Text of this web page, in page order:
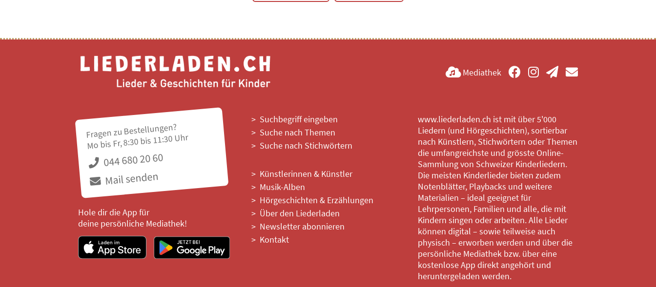
Mediathek
Fragen zu Bestellungen?
Mo bis Fr, 8:30 bis 11:30 Uhr
044 680 20 60
Mail senden
Hole dir die App für
deine persönliche Mediathek!
Suchbegriff eingeben
Suche nach Themen
Suche nach Stichwörtern
Künstlerinnen & Künstler
Musik-Alben
Hörgeschichten & Erzählungen
Über den Liederladen
Newsletter abonnieren
Kontakt
www.liederladen.ch ist mit über 5'000
Liedern (und Hörgeschichten), sortierbar
nach Künstlern, Stichwörtern oder Themen
die umfangreichste und grösste Online-
Sammlung von Schweizer Kinderliedern.
Die meisten Kinderlieder bieten zudem
Notenblätter, Playbacks und weitere
Materialien – ideal geeignet für
Lehrpersonen, Familien und alle, die mit
Kindern singen oder arbeiten. Alle Lieder
können digital – sowie teilweise auch
physisch – erworben werden und über die
persönliche Mediathek bzw. über eine
kostenlose App direkt angehört und
heruntergeladen werden.